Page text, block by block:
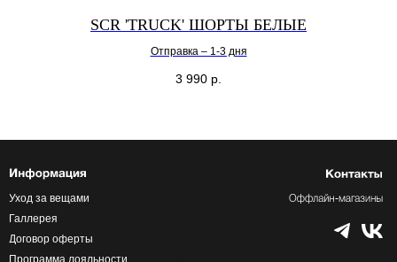
SCR 'TRUCK' ШОРТЫ БЕЛЫЕ
Отправка – 1-3 дня
3 990 р.
Программа лояльности
Договор оферты
Галлерея
Уход за вещами